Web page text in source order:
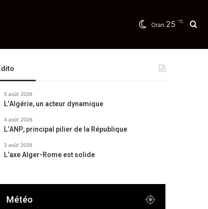
Oran 25 ℃
5 août 2026
L’Algérie, un acteur dynamique
4 août 2026
L’ANP, principal pilier de la République
3 août 2026
L’axe Alger-Rome est solide
Météo